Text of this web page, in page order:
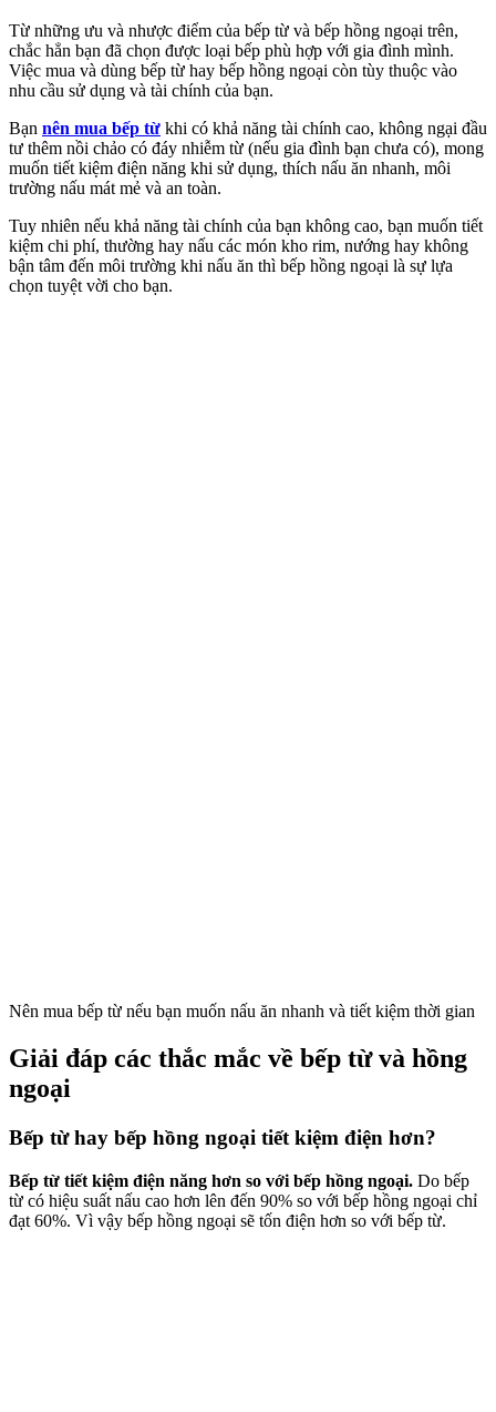
Từ những ưu và nhược điểm của bếp từ và bếp hồng ngoại trên,
chắc hẳn bạn đã chọn được loại bếp phù hợp với gia đình mình.
Việc mua và dùng bếp từ hay bếp hồng ngoại còn tùy thuộc vào
nhu cầu sử dụng và tài chính của bạn.
Bạn nên mua bếp từ khi có khả năng tài chính cao, không ngại đầu
tư thêm nồi chảo có đáy nhiễm từ (nếu gia đình bạn chưa có), mong
muốn tiết kiệm điện năng khi sử dụng, thích nấu ăn nhanh, môi
trường nấu mát mẻ và an toàn.
Tuy nhiên nếu khả năng tài chính của bạn không cao, bạn muốn tiết
kiệm chi phí, thường hay nấu các món kho rim, nướng hay không
bận tâm đến môi trường khi nấu ăn thì bếp hồng ngoại là sự lựa
chọn tuyệt vời cho bạn.
Nên mua bếp từ nếu bạn muốn nấu ăn nhanh và tiết kiệm thời gian
Giải đáp các thắc mắc về bếp từ và hồng
ngoại
Bếp từ hay bếp hồng ngoại tiết kiệm điện hơn?
Bếp từ tiết kiệm điện năng hơn so với bếp hồng ngoại. Do bếp
từ có hiệu suất nấu cao hơn lên đến 90% so với bếp hồng ngoại chỉ
đạt 60%. Vì vậy bếp hồng ngoại sẽ tốn điện hơn so với bếp từ.